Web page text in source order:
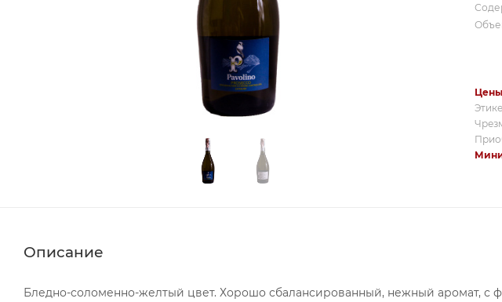
Цены
Описание
Бледно-соломенно-желтый цвет. Хорошо сбалансированный, нежный аромат, с